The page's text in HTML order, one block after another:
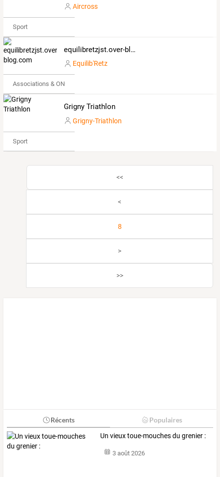
Aircross
Sport
equilibretzjst.over-blog.com
Equilib'Retz
Associations & ONG
Grigny Triathlon
Grigny-Triathlon
Sport
<<
<
8
>
>>
Récents Populaires
Un vieux toue-mouches du grenier :
3 août 2026